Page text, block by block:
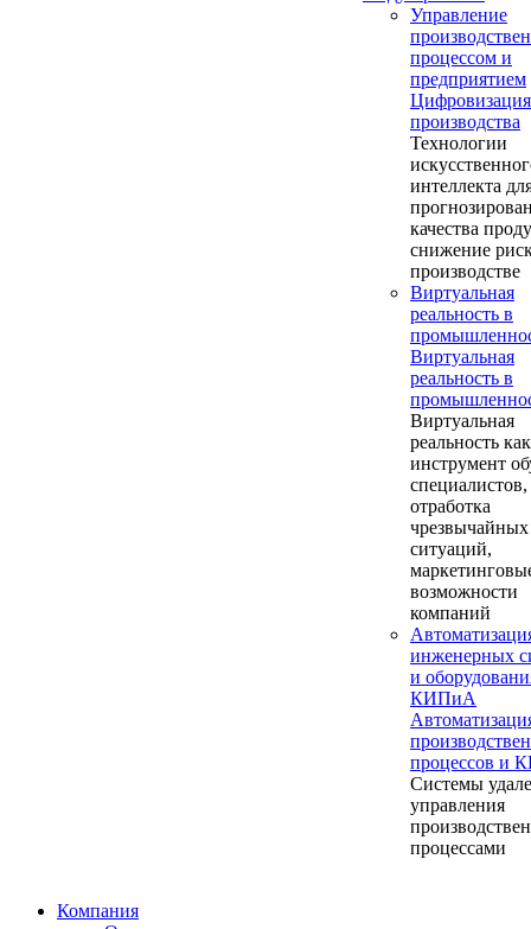
Управление
процессом и
предприятием
Цифровизация
производства
Технологии
интеллекта
качества
снижение
производстве
Виртуальная
реальность в
Виртуальная
реальность в
Виртуальная
реальность как
инструмент
специалистов,
отработка
чрезвычайных
ситуаций,
возможности
компаний
инженерных
и
КИПиА
процессов и
Системы
управления
процессами
Компания